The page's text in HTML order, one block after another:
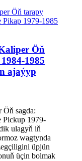
Öň
1985
ajaýyp
sagda:
Pickup 1979-
ulagyň iň
wagtynda
üpjün
üçin bolmak